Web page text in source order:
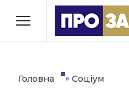
РУБРИКИ
Економіка
Головна » Соціум